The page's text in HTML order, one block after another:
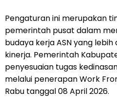
Pengaturan ini merupakan
pemerintah pusat dalam
budaya kerja ASN yang
kinerja. Pemerintah
penyesuaian tugas
melalui penerapan Work
Rabu tanggal 08 April 2026.